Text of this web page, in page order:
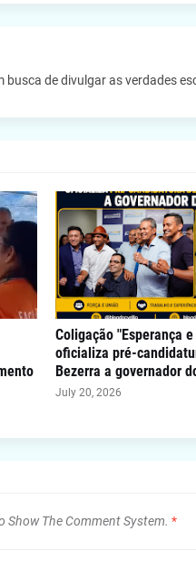
busca de divulgar as verdades
Coligação "Esperança
oficializa pré-
Bezerra a governador
July 20, 2026
Show The Comment System. *